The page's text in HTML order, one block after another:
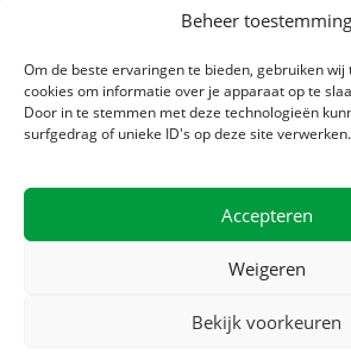
Beheer toestemming
Om de beste ervaringen te bieden, gebruiken wij
cookies om informatie over je apparaat op te
Door in te stemmen met deze technologieën
surfgedrag of unieke ID's op deze site verwerken.
Accepteren
Weigeren
Bekijk voorkeuren
LTO Noord
LTO Nederland
Nieuwe Oogst
Meld u aan voor onze
Schrijf u in en we houden u
van ons laatste nieuws.
Nieuwsbrief
*
Verzenden